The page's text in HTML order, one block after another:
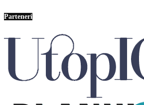
Parteneri